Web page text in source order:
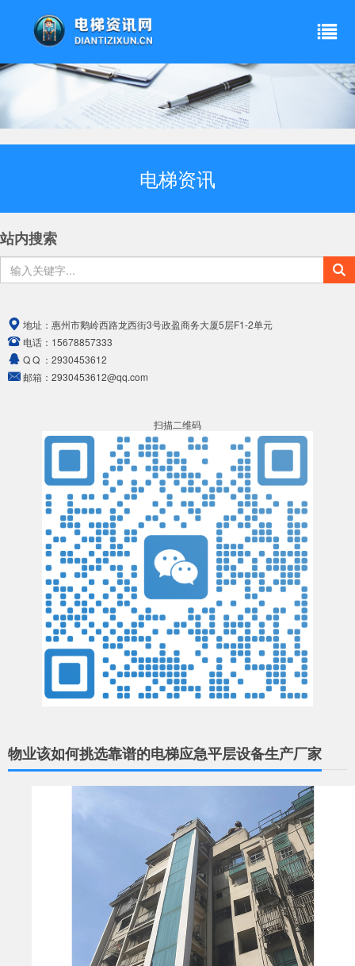
电梯资讯
站内搜索
地址： 惠州市鹅岭西路龙西街3号政盈商务大厦5层F1-2单元
电话： 15678857333
Q Q ： 2930453612
邮箱： 2930453612@qq.com
扫描二维码
物业该如何挑选靠谱的电梯应急平层设备生产厂家